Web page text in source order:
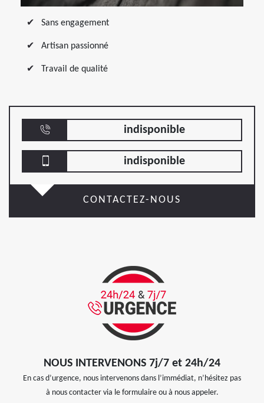
Sans engagement
Artisan passionné
Travail de qualité
indisponible
indisponible
CONTACTEZ-NOUS
NOUS INTERVENONS 7j/7 et 24h/24
En cas d’urgence, nous intervenons dans l’immédiat, n’hésitez pas
à nous contacter via le formulaire ou à nous appeler.